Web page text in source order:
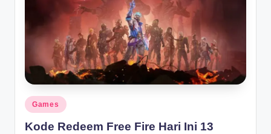
Posted
in
Games
Kode Redeem Free Fire Hari Ini 13